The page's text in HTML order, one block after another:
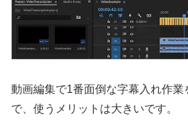
動画編集で1番面倒な字幕入れ作
で、使うメリットは大きいです。